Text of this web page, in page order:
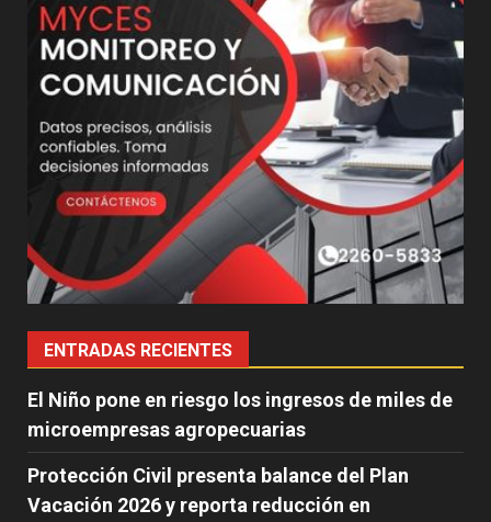
ENTRADAS RECIENTES
El Niño pone en riesgo los ingresos de miles de
microempresas agropecuarias
Protección Civil presenta balance del Plan
Vacación 2026 y reporta reducción en